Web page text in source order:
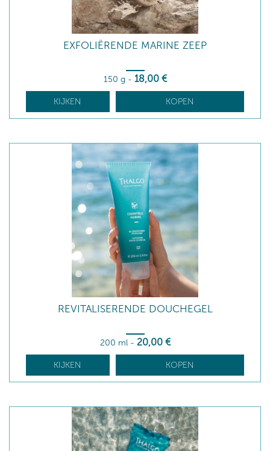
EXFOLIËRENDE MARINE ZEEP
150 g - 18,00 €
KIJKEN KOPEN
REVITALISERENDE DOUCHEGEL
200 ml - 20,00 €
KIJKEN KOPEN